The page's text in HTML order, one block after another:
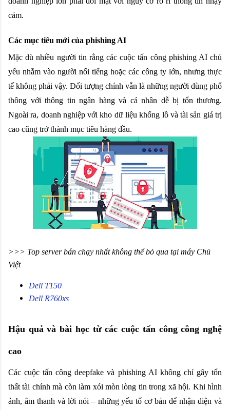
cảm.
Các mục tiêu mới của phishing AI
Mặc dù nhiều người tin rằng các cuộc tấn công phishing AI chủ
yếu nhắm vào người nổi tiếng hoặc các công ty lớn, nhưng thực
tế không phải vậy. Đối tượng chính vẫn là những người dùng phổ
thông với thông tin ngân hàng và cá nhân dễ bị tổn thương.
Ngoài ra, doanh nghiệp với kho dữ liệu khổng lồ và tài sản giá trị
cao cũng trở thành mục tiêu hàng đầu.
>>> Top server bán chạy nhất không thể bỏ qua tại máy Chủ
Việt
Dell T150
Dell R760xs
Hậu quả và bài học từ các cuộc tấn công công nghệ
cao
Các cuộc tấn công deepfake và phishing AI không chỉ gây tổn
thất tài chính mà còn làm xói mòn lòng tin trong xã hội. Khi hình
ảnh, âm thanh và lời nói – những yếu tố cơ bản để nhận diện và